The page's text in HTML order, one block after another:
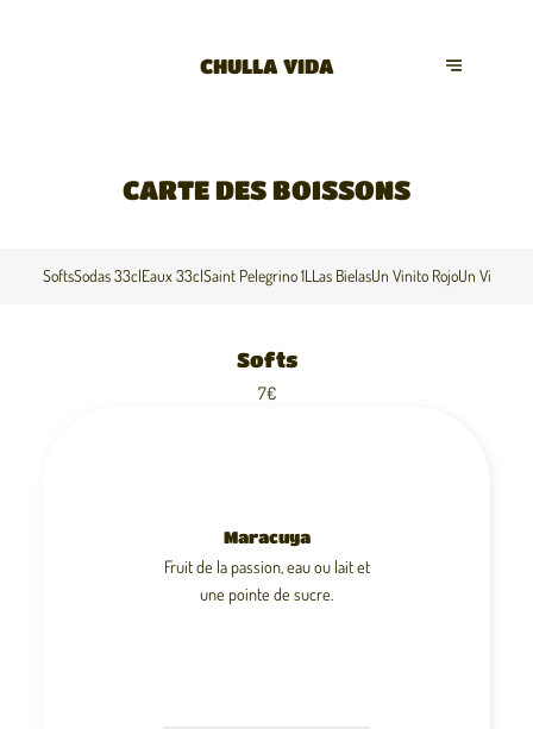
CHULLA VIDA
CARTE DES BOISSONS
SoftsSodas 33clEaux 33clSaint Pelegrino 1LLas BielasUn Vinito RojoUn Vinito
Softs
7€
Maracuya
Fruit de la passion, eau ou lait et
une pointe de sucre.